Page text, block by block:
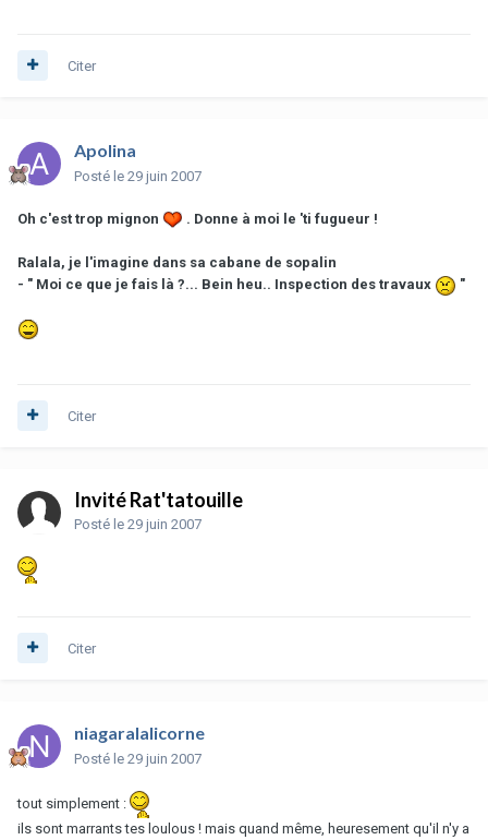
Citer
Apolina
Posté le 29 juin 2007
Oh c'est trop mignon . Donne à moi le 'ti fugueur !
Ralala, je l'imagine dans sa cabane de sopalin
- " Moi ce que je fais là ?... Bein heu.. Inspection des travaux
"
Citer
Invité Rat'tatouille
Posté le 29 juin 2007
Citer
niagaralalicorne
Posté le 29 juin 2007
tout simplement :
ils sont marrants tes loulous ! mais quand même, heuresement qu'il n'y a